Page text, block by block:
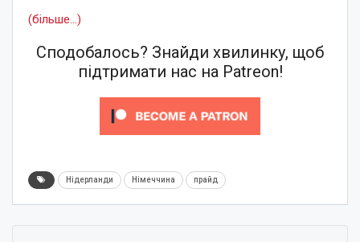
(більше…)
Сподобалось? Знайди хвилинку, щоб
підтримати нас на Patreon!
Нідерланди Німеччина прайд